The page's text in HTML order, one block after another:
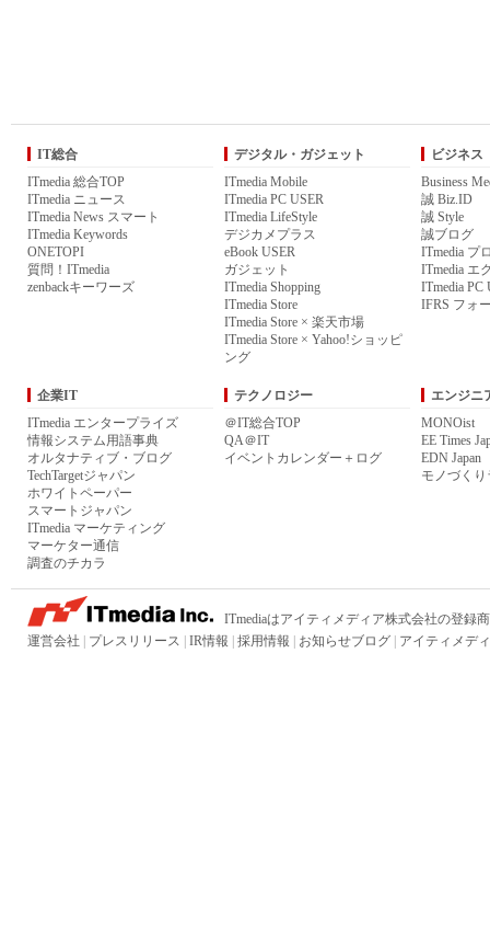
IT総合
ITmedia 総合TOP
ITmedia ニュース
ITmedia News スマート
ITmedia Keywords
ONETOPI
質問！ITmedia
zenbackキーワーズ
デジタル・ガジェット
ITmedia Mobile
ITmedia PC USER
ITmedia LifeStyle
デジカメプラス
eBook USER
ガジェット
ITmedia Shopping
ITmedia Store
ITmedia Store × 楽天市場
ITmedia Store × Yahoo!ショッピ
ング
ビジネス
Business
誠 Biz.ID
誠 Style
誠ブログ
ITmedia プ
ITmedia エ
ITmedia PC
IFRS フォ
企業IT
ITmedia エンタープライズ
情報システム用語事典
オルタナティブ・ブログ
TechTargetジャパン
ホワイトペーパー
スマートジャパン
ITmedia マーケティング
マーケター通信
調査のチカラ
テクノロジー
＠IT総合TOP
QA＠IT
イベントカレンダー＋ログ
エンジニ
MONOist
EE Times
EDN Japan
モノづく
ITmediaはアイティメディア株式会社の登録
運営会社
プレスリリース IR情報 採用情報 お知らせブログ アイティメデ